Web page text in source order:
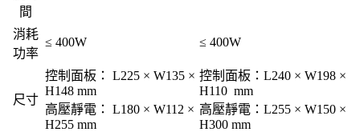
間
消耗
功率
≤ 400W ≤ 400W
尺寸
控制面板： L225 × W135 ×
H148 mm
高壓靜電： L180 × W112 ×
H255 mm
控制面板：L240 × W198 ×
H110 mm
高壓靜電：L255 × W150 ×
H300 mm